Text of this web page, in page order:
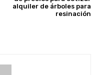
alquiler de árboles para
resinación